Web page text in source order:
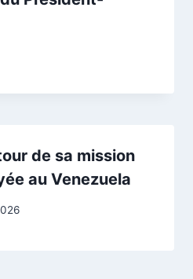
de sa mission
au Venezuela